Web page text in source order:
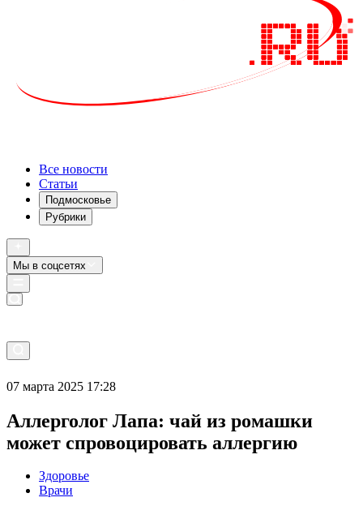
Все новости
Статьи
Подмосковье
Рубрики
Мы в соцсетях
07 марта 2025 17:28
Аллерголог Лапа: чай из ромашки
может спровоцировать аллергию
Здоровье
Врачи